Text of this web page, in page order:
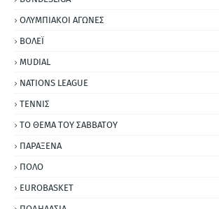
ΟΛΥΜΠΙΑΚΟΙ ΑΓΩΝΕΣ
ΒΟΛΕΪ
MUDIAL
NATIONS LEAGUE
ΤΕΝΝΙΣ
ΤΟ ΘΕΜΑ ΤΟΥ ΣΑΒΒΑΤΟΥ
ΠΑΡΑΞΕΝΑ
ΠΟΛΟ
EUROBASKET